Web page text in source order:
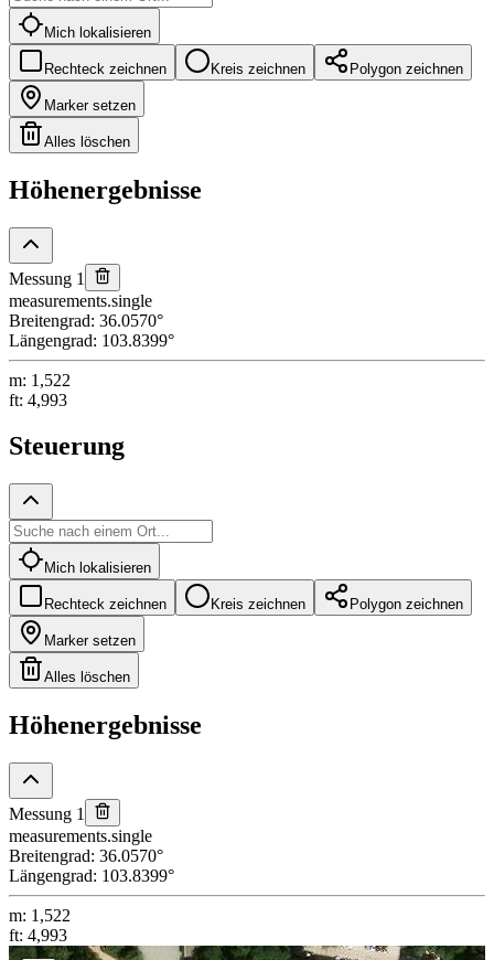
Mich lokalisieren
Rechteck zeichnen Kreis zeichnen Polygon zeichnen
Marker setzen
Alles löschen
Höhenergebnisse
Messung 1
measurements.single
Breitengrad: 36.0570°
Längengrad: 103.8399°
m: 1,522
ft: 4,993
Steuerung
Mich lokalisieren
Rechteck zeichnen Kreis zeichnen Polygon zeichnen
Marker setzen
Alles löschen
Höhenergebnisse
Messung 1
measurements.single
Breitengrad: 36.0570°
Längengrad: 103.8399°
m: 1,522
ft: 4,993